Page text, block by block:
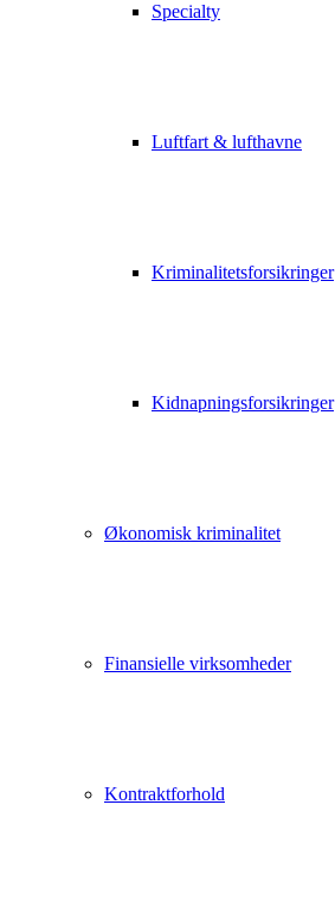
Specialty
Luftfart & lufthavne
Kriminalitetsforsikringer
Kidnapningsforsikringer
Økonomisk kriminalitet
Finansielle virksomheder
Kontraktforhold